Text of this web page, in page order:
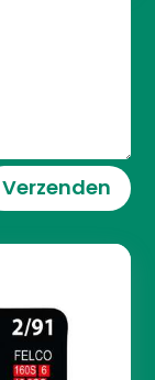
Verzenden